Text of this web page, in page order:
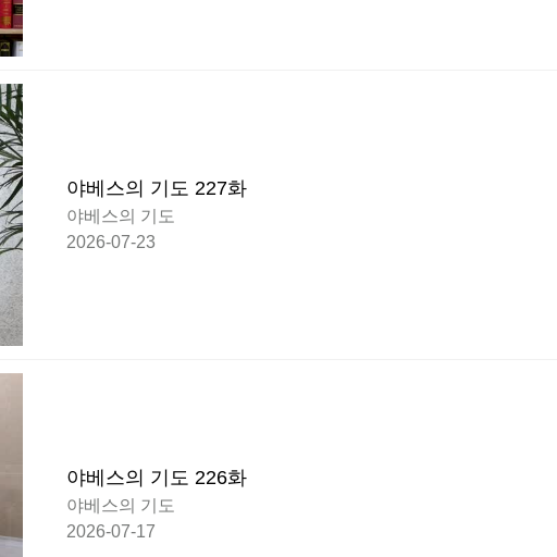
야베스의 기도 227화
야베스의 기도
2026-07-23
야베스의 기도 226화
야베스의 기도
2026-07-17